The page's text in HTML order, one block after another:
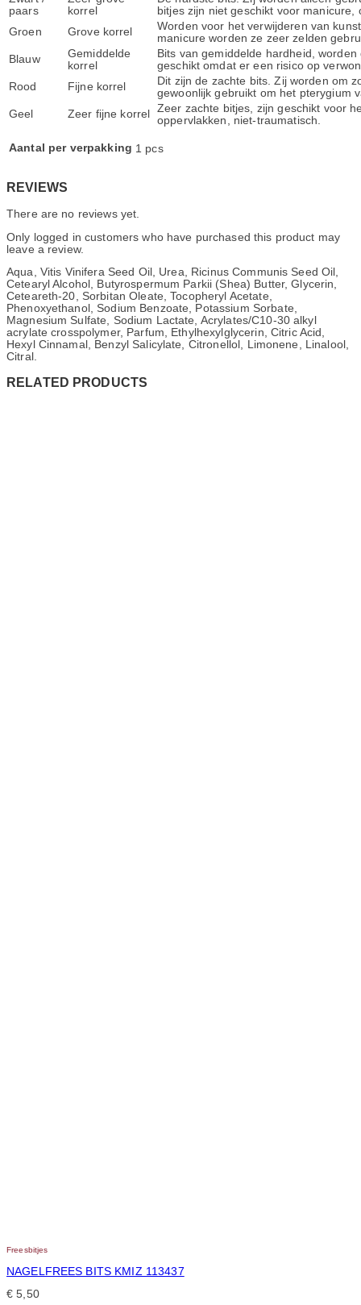
paars
korrel
bitjes zijn niet geschikt voor manicure,
Groen
Grove korrel
Worden voor het verwijderen van
manicure worden ze zeer zelden
Blauw
Gemiddelde
korrel
Bits van gemiddelde hardheid,
geschikt omdat er een risico op
Rood
Fijne korrel
Dit zijn de zachte bits. Zij worden om
gewoonlijk gebruikt om het pterygium
Geel
Zeer fijne korrel
Zeer zachte bitjes, zijn geschikt voor
oppervlakken, niet-traumatisch.
Aantal per verpakking 1 pcs
REVIEWS
There are no reviews yet.
Only logged in customers who have purchased this product may
leave a review.
Aqua, Vitis Vinifera Seed Oil, Urea, Ricinus Communis Seed Oil,
Cetearyl Alcohol, Butyrospermum Parkii (Shea) Butter, Glycerin,
Ceteareth-20, Sorbitan Oleate, Tocopheryl Acetate,
Phenoxyethanol, Sodium Benzoate, Potassium Sorbate,
Magnesium Sulfate, Sodium Lactate, Acrylates/C10-30 alkyl
acrylate crosspolymer, Parfum, Ethylhexylglycerin, Citric Acid,
Hexyl Cinnamal, Benzyl Salicylate, Citronellol, Limonene, Linalool,
Citral.
RELATED PRODUCTS
Freesbitjes
NAGELFREES BITS KMIZ 113437
€ 5,50